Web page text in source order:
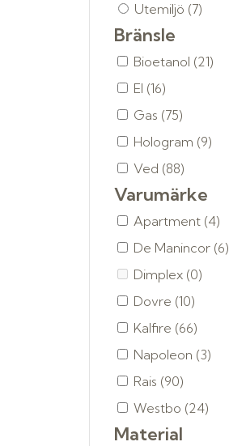
Utemiljö (7)
Bränsle
Bioetanol (21)
El (16)
Gas (75)
Hologram (9)
Ved (88)
Varumärke
Apartment (4)
De Manincor (6)
Dimplex (0)
Dovre (10)
Kalfire (66)
Napoleon (3)
Rais (90)
Westbo (24)
Material